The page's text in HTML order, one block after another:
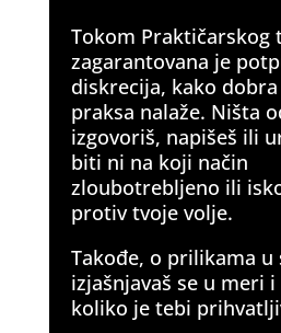
Tokom Praktičarskog
zagarantovana je
diskrecija, kako
praksa nalaže. Ništa
izgovoriš, napišeš ili
biti ni na koji način
zloubotrebljeno ili
protiv tvoje volje.
Takođe, o prilikama u
izjašnjavaš se u meri
koliko je tebi